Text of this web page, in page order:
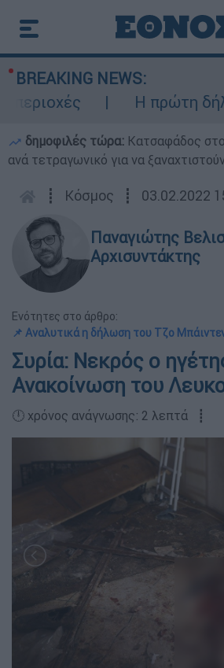
BREAKING NEWS:
Η πρώτη
δημοφιλές τώρα: Κατσαφάδος
ανά τετραγωνικό για να
┋ Κόσμος ┋ 03.02.2022
Παναγιώτης
Αρχισυντάκτης
Ενότητες στο άρθρο:
📌 Αναλυτικά η δήλωση του Τζο
Συρία: Νεκρός ο
Ανακοίνωση του
🕛 χρόνος ανάγνωσης: 2 λεπτά ┋